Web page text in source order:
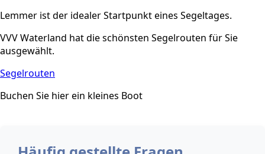
Lemmer ist der idealer Startpunkt eines Segeltages.
VVV Waterland hat die schönsten Segelrouten für Sie
ausgewählt.
Segelrouten
Buchen Sie hier ein kleines Boot